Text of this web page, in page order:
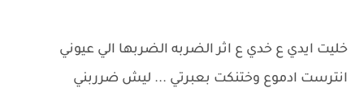
خليت ايدي ع خدي ع اثر الضربه الضربها الي عيوني
انترست ادموع وختنكت بعبرتي ... ليش ضرربني